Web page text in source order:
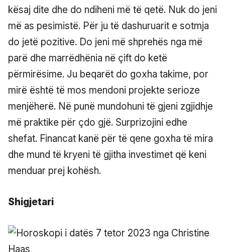
kësaj dite dhe do ndiheni më të qetë. Nuk do jeni
më as pesimistë. Për ju të dashuruarit e sotmja
do jetë pozitive. Do jeni më shprehës nga më
parë dhe marrëdhënia në çift do ketë
përmirësime. Ju beqarët do goxha takime, por
mirë është të mos mendoni projekte serioze
menjëherë. Në punë mundohuni të gjeni zgjidhje
më praktike për çdo gjë. Surprizojini edhe
shefat. Financat kanë për të qene goxha të mira
dhe mund të kryeni të gjitha investimet që keni
menduar prej kohësh.
Shigjetari